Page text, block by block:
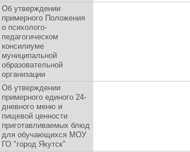
Об утверждении
примерного Положения
о психолого-
педагогическом
консилиуме
муниципальной
образовательной
организации
Об утверждении
примерного единого 24-
дневного меню и
пищевой ценности
приготавливаемых блюд
для обучающихся МОУ
ГО "город Якутск"